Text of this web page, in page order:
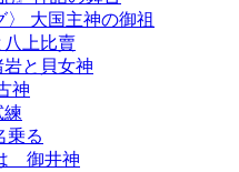
大国主神の御祖
上比賣
と貝女神
神
乗る
御井神